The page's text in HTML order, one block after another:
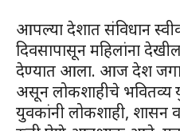
आपल्या देशात संविधान
दिवसापासून महिलांना
देण्यात आला. आज देश
असून लोकशाहीचे भवितव्य
युवकांनी लोकशाही, शासन